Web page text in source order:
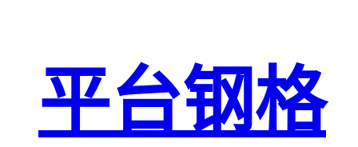
平台钢格